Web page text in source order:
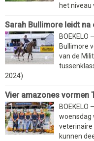
het niveau
Sarah Bullimore leidt na
BOEKELO
Bullimore
van de
2024)
Vier amazones vormen
BOEKELO
woensdag
veterinaire
kunnen